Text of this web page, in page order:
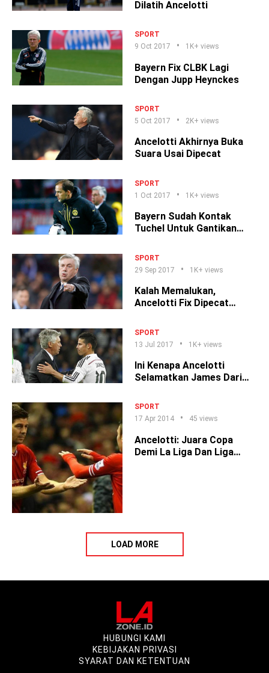
Dilatih Ancelotti
SPORT
9 Oct 2017
1K+ views
Bayern Fix CLBK Lagi
Dengan Jupp Heynckes
SPORT
5 Oct 2017
2K+ views
Ancelotti Akhirnya Buka
Suara Usai Dipecat
SPORT
1 Oct 2017
1K+ views
Bayern Sudah Kontak
Tuchel Untuk Gantikan
SPORT
29 Sep 2017
1K+ views
Kalah Memalukan,
Ancelotti Fix Dipecat
SPORT
13 Jul 2017
1K+ views
Ini Kenapa Ancelotti
Selamatkan James Dari
SPORT
17 Apr 2014
45 views
Ancelotti: Juara Copa
Demi La Liga Dan Liga
LOAD MORE
HUBUNGI KAMI
KEBIJAKAN PRIVASI
SYARAT DAN KETENTUAN